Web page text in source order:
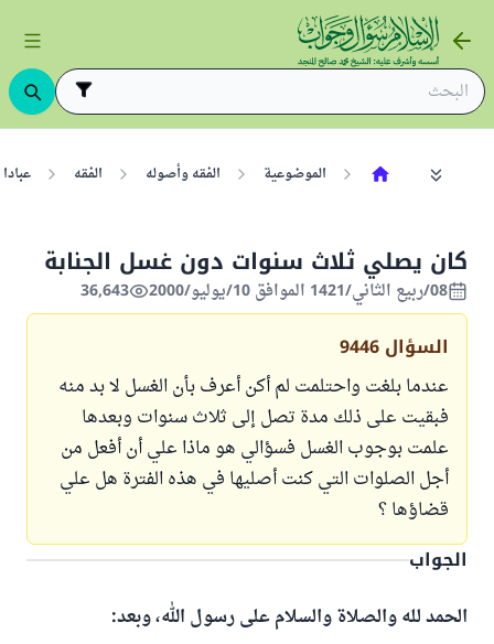
الموضوعية الفقه وأصوله الفقه
كان يصلي ثلاث سنوات دون غسل الجنابة
08/ربيع الثاني/1421 الموافق 10/يوليو/2000 36,643
السؤال 9446
عندما بلغت واحتلمت لم أكن أعرف بأن الغسل لا بد منه
فبقيت على ذلك مدة تصل إلى ثلاث سنوات وبعدها
علمت بوجوب الغسل فسؤالي هو ماذا علي أن أفعل من
أجل الصلوات التي كنت أصليها في هذه الفترة هل علي
قضاؤها ؟
الجواب
الحمد لله والصلاة والسلام على رسول الله، وبعد: